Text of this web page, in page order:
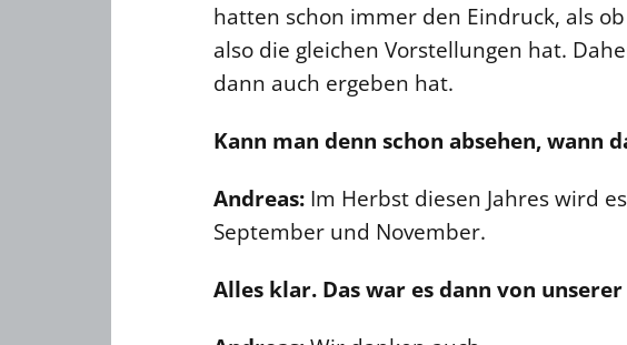
hatten schon immer den Eindruck, als ob
also die gleichen Vorstellungen hat.
dann auch ergeben hat.
Kann man denn schon absehen, wann
Andreas: Im Herbst diesen Jahres wird
September und November.
Alles klar. Das war es dann von